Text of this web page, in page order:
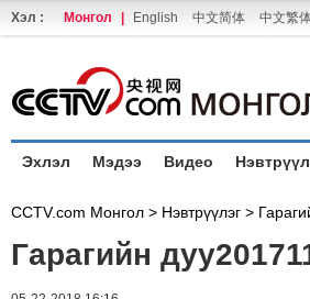
Хэл : Монгол English 中文简体 中文繁
Эхлэл Мэдээ Видео
CCTV.com Монгол > Нэвтрүүлэг >
Гарагийн